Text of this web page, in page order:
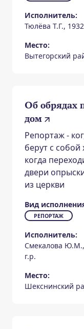
Исполнитель:
Тюлёва Т.Г.,
Место:
Вытегорский
Об обрядах
дом
Репортаж -
берут с собой
когда
двери
из церкви
Вид
РЕПОРТАЖ
Исполнитель:
Смекалова Ю.М.,
г.р.
Место:
Шекснинский